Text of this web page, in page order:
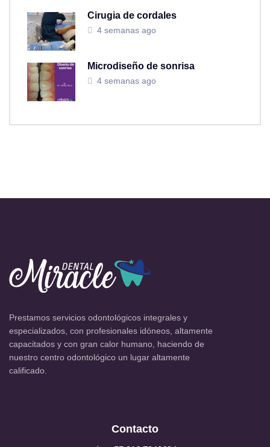
Cirugia de cordales
4 semanas ago
Microdiseño de sonrisa
4 semanas ago
Prestamos servicios odontológicos integrales y
especializados, con profesionales idóneos, altamente
capacitados y con gran calor humano, haciendo de
nuestro centro odontológico un lugar altamente
calificado.
Contacto